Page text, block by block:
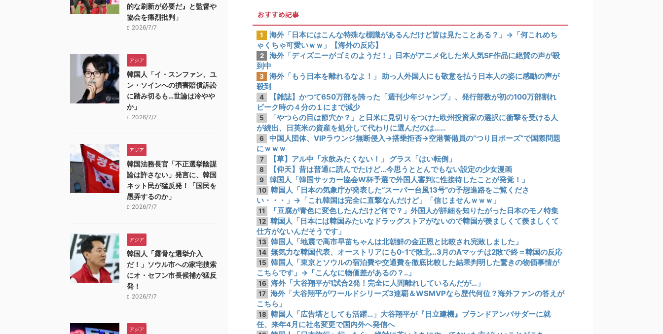
おすすめ記事
1
海外「日本にはこんな特殊な標識があるんだけど皆は見たことある？」→「何これめち
ゃくちゃ可愛いｗｗ」【海外の反応】
2
海外「ディズニーがゴミのようだ！」日本がアニメ化した米人気SF作品に絶賛の声が殺
到中
3
海外「もう日本を離れるなよ！」 助っ人外国人にも敬意を払う日本人の姿に感動の声が
殺到
4
【雑誌】かつて650万部を誇った「週刊少年ジャンプ」、発行部数が初の100万部割れ
ピーク時の４分の１にまで減少
5
「やつらの目は節穴か？」と日米に見切りをつけた欧州投資家の選択に衝撃を受ける人
が続出、日英米の資産を処分して代わりに選んだのは……
6
中国人団体、VIPラウンジ無断侵入→搭乗拒否→空港警備員の”つり目ポーズ”で国際問題
にｗｗｗ
7 【草】アル中「水飲みたくない！」 グラス「はい転倒」
8 【仰天】昔は普通に読んでたけど…今思うととんでもない設定の少女漫画
9 韓国人「韓国サッカー協会W杯予選で外国人審判に性接待したことが発覚！」
10 韓国人「日本の気象庁が発表した“スーパー台風13号”の予想進路をご覧くださ
い・・・」→「これ韓国は完全に直撃なんだけど」「信じませんｗｗｗ」
11 「豆腐が青色に変色したんだけど何で？」外国人が詳細を知りたがった日本のモノ特集
12 韓国人「日本には韓国みたいなドラッグストアがないので韓国が羨ましくて羨ましくて
仕方がないんだそうです」
13 韓国人「地震で高市早苗ちゃんは北朝鮮の金正恩と比較され完敗しました」
14 無気力な韓国代表、オーストリアにも0-1で敗北…3月のAマッチは2敗で終＝韓国の反応
15
韓国人「東京とソウルの宿泊費や交通費を徹底比較した結果判明した驚きの物価事情が
こちらです」→「こんなに物価差があるの？‥」
16 海外「大谷翔平が1試合2発！完全に人間離れしているんだが…」
17 海外「大谷翔平がワールドシリーズ3連覇＆WSMVPなら歴代何位？海外ファンの答えが
こちら」
18
韓国人「広告塔としても活躍…」大谷翔平が『日立建機』ブランドアンバサダーに就
任、来年4月に社名変更で国内外へ発信へ
的な刷新が必要だ』と監督や
協会を痛烈批判」
2026/7/7
アジア
韓国人「イ・スンファン、ユ
ン・ソインへの損害賠償訴訟
に踏み切るも…世論は冷やや
か」
2026/7/7
アジア
韓国法務長官「不正選挙陰謀
論は許さない」発言に、韓国
ネット民が猛反発！「国民を
愚弄するのか」
2026/7/7
アジア
韓国人「露骨な選挙介入
だ！」ソウル市への家宅捜索
にオ・セフン市長候補が猛反
発！
2026/7/7
アジア